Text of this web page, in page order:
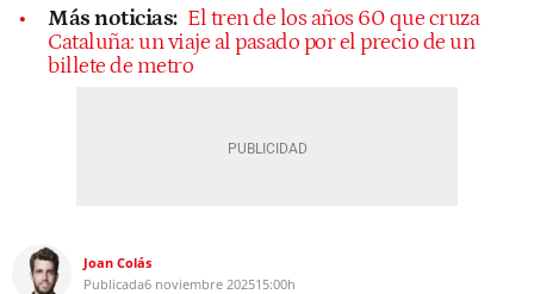
Más noticias: El tren de los años 60 que cruza
Cataluña: un viaje al pasado por el precio de un
billete de metro
Joan Colás
Publicada6 noviembre 202515:00h